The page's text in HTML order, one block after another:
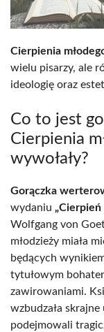
Cierpienia
wielu pisarzy, ale
ideologię oraz
Co to jest
Cierpienia
wywołały?
Gorączka
wydaniu „Cierpień
Wolfgang von
młodzieży miała
będących
tytułowym
zawirowaniami.
wzbudzała
podejmowali